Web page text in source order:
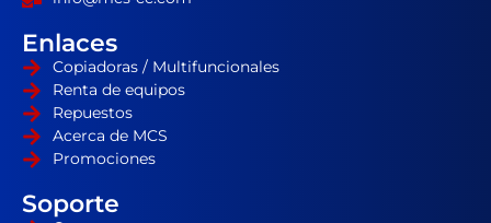
Enlaces
Copiadoras / Multifuncionales
Renta de equipos
Repuestos
Acerca de MCS
Promociones
Soporte